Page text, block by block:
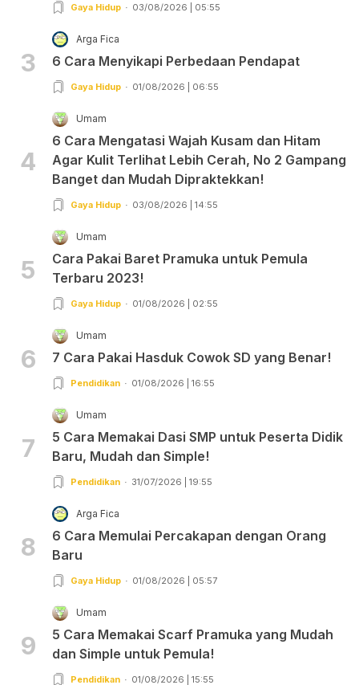
Gaya Hidup 03/08/2026 | 05:55
3
Arga Fica
6 Cara Menyikapi Perbedaan Pendapat
Gaya Hidup 01/08/2026 | 06:55
4
Umam
6 Cara Mengatasi Wajah Kusam dan Hitam
Agar Kulit Terlihat Lebih Cerah, No 2 Gampang
Banget dan Mudah Dipraktekkan!
Gaya Hidup 03/08/2026 | 14:55
5
Umam
Cara Pakai Baret Pramuka untuk Pemula
Terbaru 2023!
Gaya Hidup 01/08/2026 | 02:55
6
Umam
7 Cara Pakai Hasduk Cowok SD yang Benar!
Pendidikan 01/08/2026 | 16:55
7
Umam
5 Cara Memakai Dasi SMP untuk Peserta Didik
Baru, Mudah dan Simple!
Pendidikan 31/07/2026 | 19:55
8
Arga Fica
6 Cara Memulai Percakapan dengan Orang
Baru
Gaya Hidup 01/08/2026 | 05:57
9
Umam
5 Cara Memakai Scarf Pramuka yang Mudah
dan Simple untuk Pemula!
Pendidikan 01/08/2026 | 15:55